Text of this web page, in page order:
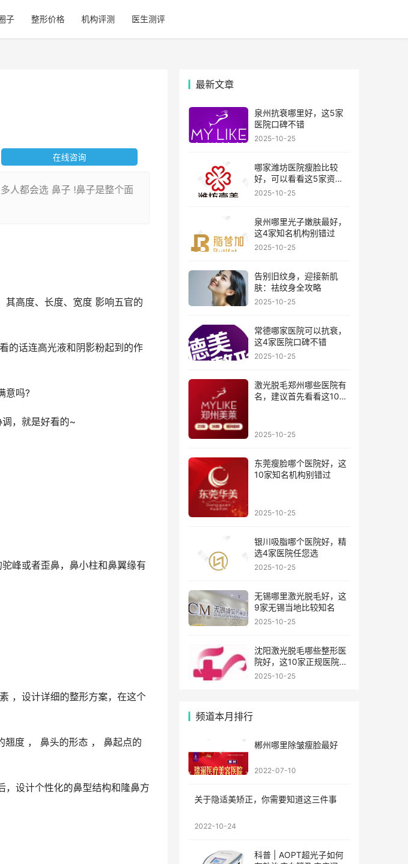
子 整形价格 机构评测 医生测评
在线咨询
人都会选 鼻子 !鼻子是整个面
其高度、长度、宽度 影响五官的
的话连高光液和阴影粉起到的作
意吗?
，就是好看的~
峰或者歪鼻，鼻小柱和鼻翼缘有
，设计详细的整形方案，在这个
翘度 ， 鼻头的形态 ， 鼻起点的
，设计个性化的鼻型结构和隆鼻方
最新文章
泉州抗衰哪里好，这5家
医院口碑不错
2025-10-25
哪家潍坊医院瘦脸比较
好，可以看看这5家资历
比较老的机构
2025-10-25
泉州哪里光子嫩肤最好，
这4家知名机构别错过
2025-10-25
告别旧纹身，迎接新肌
肤：祛纹身全攻略
2025-10-25
常德哪家医院可以抗衰，
这4家医院口碑不错
2025-10-25
激光脱毛郑州哪些医院有
名，建议首先看看这10家
2025-10-25
东莞瘦脸哪个医院好，这
10家知名机构别错过
2025-10-25
银川吸脂哪个医院好，精
选4家医院任您选
2025-10-25
无锡哪里激光脱毛好，这
9家无锡当地比较知名
2025-10-25
沈阳激光脱毛哪些整形医
院好，这10家正规医院值
得你看看
2025-10-25
频道本月排行
郴州哪里除皱瘦脸最好
2022-07-10
关于隐适美矫正，你需要知道这三件事
2022-10-24
科普 | AOPT超光子如何